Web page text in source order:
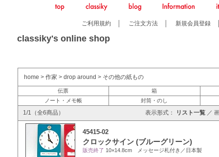
ご利用規約 ご注文方法 新規会員登録
classiky's online shop
home > 作家 > drop around > その他の紙もの
伝票
箱
ノート・メモ帳
封筒・のし
1/1（全6商品） 表示形式： リスト一覧 ／
45415-02
クロックサイン (ブルーグリーン)
販売終了 10×14.8cm メッセージ札付き／日本製